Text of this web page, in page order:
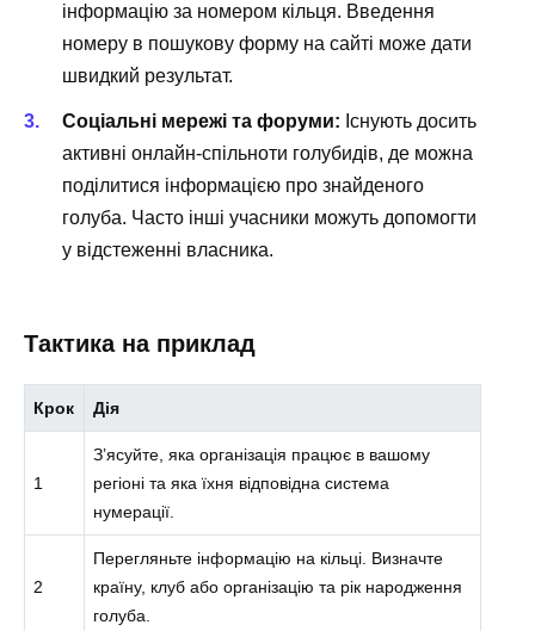
інформацію за номером кільця. Введення
номеру в пошукову форму на сайті може дати
швидкий результат.
Соціальні мережі та форуми: Існують досить
активні онлайн-спільноти голубидів, де можна
поділитися інформацією про знайденого
голуба. Часто інші учасники можуть допомогти
у відстеженні власника.
Тактика на приклад
Крок Дія
1
З’ясуйте, яка організація працює в вашому
регіоні та яка їхня відповідна система
нумерації.
2
Перегляньте інформацію на кільці. Визначте
країну, клуб або організацію та рік народження
голуба.